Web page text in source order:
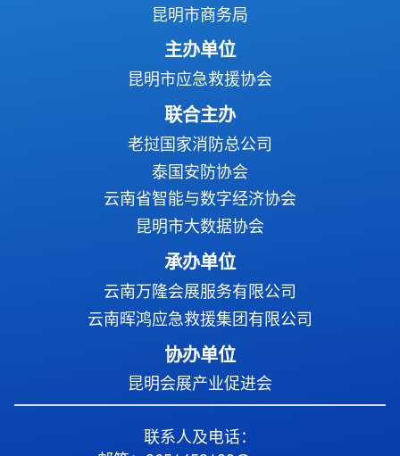
昆明市商务局
主办单位
昆明市应急救援协会
联合主办
老挝国家消防总公司
泰国安防协会
云南省智能与数字经济协会
昆明市大数据协会
承办单位
云南万隆会展服务有限公司
云南晖鸿应急救援集团有限公司
协办单位
昆明会展产业促进会
联系人及电话：